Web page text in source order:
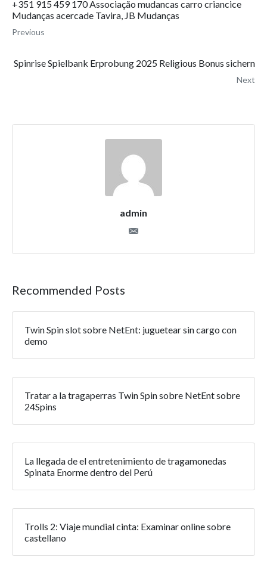
+351 915 459 170 Associação mudancas carro criancice
Mudanças acercade Tavira, JB Mudanças
Previous
Spinrise Spielbank Erprobung 2025 Religious Bonus sichern
Next
admin
Recommended Posts
Twin Spin slot sobre NetEnt: juguetear sin cargo con
demo
Tratar a la tragaperras Twin Spin sobre NetEnt sobre
24Spins
La llegada de el entretenimiento de tragamonedas
Spinata Enorme dentro del Perú
Trolls 2: Viaje mundial cinta: Examinar online sobre
castellano